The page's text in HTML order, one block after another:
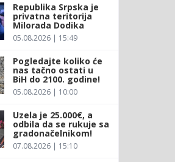
Republika Srpska je
privatna teritorija
Milorada Dodika
05.08.2026 | 15:49
Pogledajte koliko će
nas tačno ostati u
BiH do 2100. godine!
05.08.2026 | 10:00
Uzela je 25.000€, a
odbila da se rukuje sa
gradonačelnikom!
07.08.2026 | 15:10